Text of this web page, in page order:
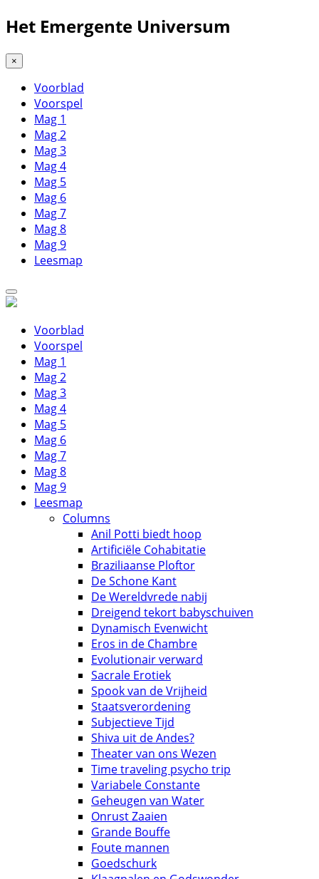
Het Emergente Universum
×
Voorblad
Voorspel
Mag 1
Mag 2
Mag 3
Mag 4
Mag 5
Mag 6
Mag 7
Mag 8
Mag 9
Leesmap
Voorblad
Voorspel
Mag 1
Mag 2
Mag 3
Mag 4
Mag 5
Mag 6
Mag 7
Mag 8
Mag 9
Leesmap
Columns
Anil Potti biedt hoop
Artificiële Cohabitatie
Braziliaanse Ploftor
De Schone Kant
De Wereldvrede nabij
Dreigend tekort babyschuiven
Dynamisch Evenwicht
Eros in de Chambre
Evolutionair verward
Sacrale Erotiek
Spook van de Vrijheid
Staatsverordening
Subjectieve Tijd
Shiva uit de Andes?
Theater van ons Wezen
Time traveling psycho trip
Variabele Constante
Geheugen van Water
Onrust Zaaien
Grande Bouffe
Foute mannen
Goedschurk